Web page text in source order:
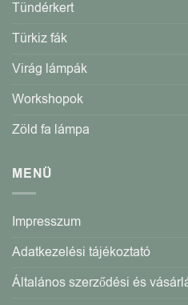
Tündérkert
Türkiz fák
Virág lámpák
Workshopok
Zöld fa lámpa
MENÜ
Impresszum
Adatkezelési tájékoztató
Általános szerződési és